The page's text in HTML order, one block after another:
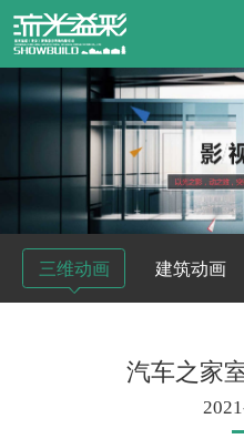
三维动画 建筑动画
汽车之家